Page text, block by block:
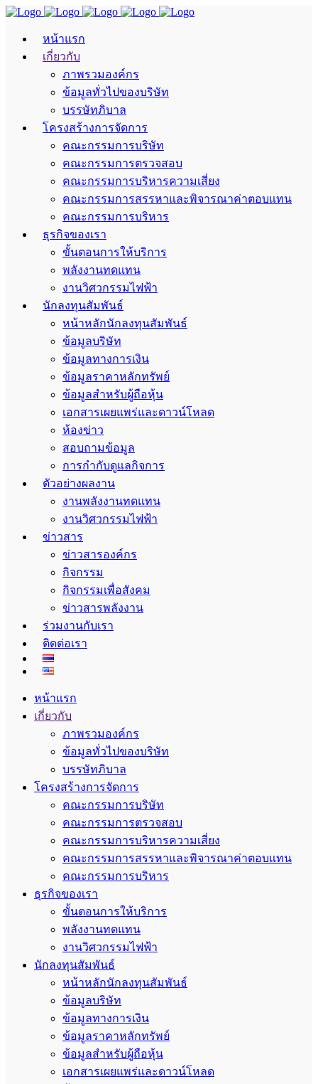
หน้าแรก
เกี่ยวกับ
ภาพรวมองค์กร
ข้อมูลทั่วไปของบริษัท
บรรษัทภิบาล
โครงสร้างการจัดการ
คณะกรรมการบริษัท
คณะกรรมการตรวจสอบ
คณะกรรมการบริหารความเสี่ยง
คณะกรรมการสรรหาและพิจารณาค่าตอบแทน
คณะกรรมการบริหาร
ธุรกิจของเรา
ขั้นตอนการให้บริการ
พลังงานทดแทน
งานวิศวกรรมไฟฟ้า
นักลงทุนสัมพันธ์
หน้าหลักนักลงทุนสัมพันธ์
ข้อมูลบริษัท
ข้อมูลทางการเงิน
ข้อมูลราคาหลักทรัพย์
ข้อมูลสำหรับผู้ถือหุ้น
เอกสารเผยแพร่และดาวน์โหลด
ห้องข่าว
สอบถามข้อมูล
การกำกับดูแลกิจการ
ตัวอย่างผลงาน
งานพลังงานทดแทน
งานวิศวกรรมไฟฟ้า
ข่าวสาร
ข่าวสารองค์กร
กิจกรรม
กิจกรรมเพื่อสังคม
ข่าวสารพลังงาน
ร่วมงานกับเรา
ติดต่อเรา
หน้าแรก
เกี่ยวกับ
ภาพรวมองค์กร
ข้อมูลทั่วไปของบริษัท
บรรษัทภิบาล
โครงสร้างการจัดการ
คณะกรรมการบริษัท
คณะกรรมการตรวจสอบ
คณะกรรมการบริหารความเสี่ยง
คณะกรรมการสรรหาและพิจารณาค่าตอบแทน
คณะกรรมการบริหาร
ธุรกิจของเรา
ขั้นตอนการให้บริการ
พลังงานทดแทน
งานวิศวกรรมไฟฟ้า
นักลงทุนสัมพันธ์
หน้าหลักนักลงทุนสัมพันธ์
ข้อมูลบริษัท
ข้อมูลทางการเงิน
ข้อมูลราคาหลักทรัพย์
ข้อมูลสำหรับผู้ถือหุ้น
เอกสารเผยแพร่และดาวน์โหลด